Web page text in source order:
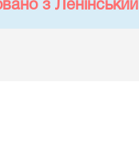
з